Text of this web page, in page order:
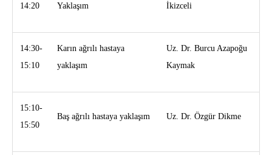
14:20
Yaklaşım
İkizceli
14:30-
15:10
Karın ağrılı hastaya
yaklaşım
Uz. Dr. Burcu Azapoğu
Kaymak
15:10-
15:50
Baş ağrılı hastaya yaklaşım Uz. Dr. Özgür Dikme